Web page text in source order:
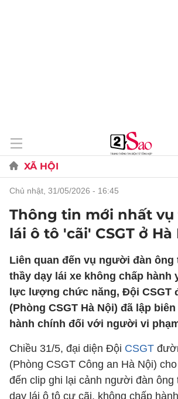
XÃ HỘI
chủ nhật, 31/05/2026 - 16:45
Thông tin mới nhất vụ
lái ô tô 'cãi' CSGT ở Hà
Liên quan đến vụ người đàn
thầy dạy lái xe không chấp hành
lực lượng chức năng, Đội CSGT
(Phòng CSGT Hà Nội) đã lập
hành chính đối với người vi
Chiều 31/5, đại diện Đội CSGT
(Phòng CSGT Công an Hà Nội)
đến clip ghi lại cảnh người đàn
dạy lái ô tô cự cãi, không chấp